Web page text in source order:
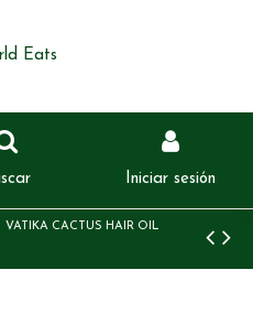
Iniciar sesión
VATIKA CACTUS HAIR OIL